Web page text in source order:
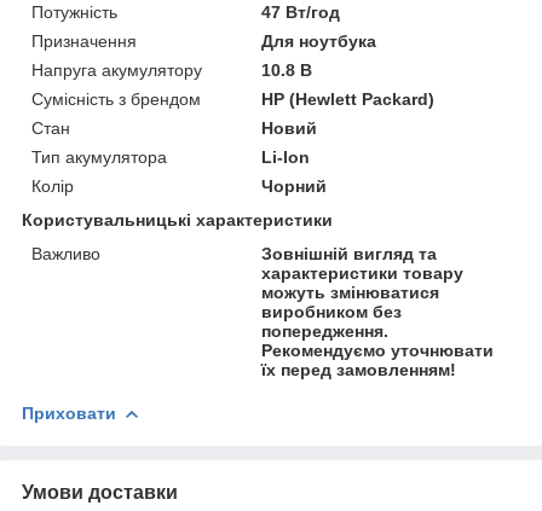
Потужність
47 Вт/год
Призначення
Для ноутбука
Напруга акумулятору
10.8 В
Сумісність з брендом
HP (Hewlett Packard)
Стан
Новий
Тип акумулятора
Li-Ion
Колір
Чорний
Користувальницькі характеристики
Важливо
Зовнішній вигляд та
характеристики товару
можуть змінюватися
виробником без
попередження.
Рекомендуємо уточнювати
їх перед замовленням!
Приховати
Умови доставки